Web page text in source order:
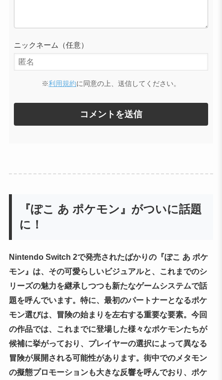
ニックネーム（任意）
※利用規約に同意の上、送信してください。
『ぽこ あ ポケモン』がついに話題
に！
Nintendo Switch 2で発売されたばかりの『ぽこ あ ポケ
モン』は、その可愛らしいビジュアルと、これまでのシ
リーズの魅力を継承しつつも新たなゲームシステムで話
題を呼んでいます。特に、最初のパートナーとなるポケ
モン選びは、冒険の始まりを左右する重要な要素。今回
の作品では、これまでに登場した様々なポケモンたちが
候補に挙がっており、プレイヤーの選択によって異なる
冒険が展開される可能性があります。街中でのメタモン
の擬態プロモーションも大きな反響を呼んでおり、ポケ